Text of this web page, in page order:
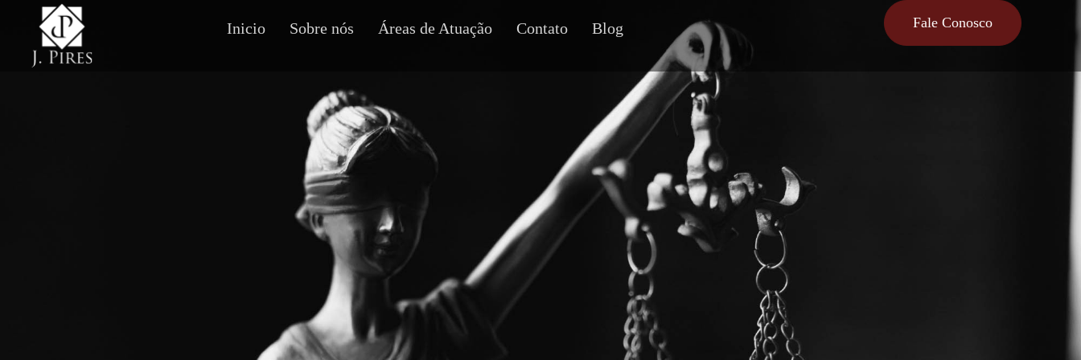
Inicio Sobre nós Áreas de Atuação Contato Blog Fale Conosco